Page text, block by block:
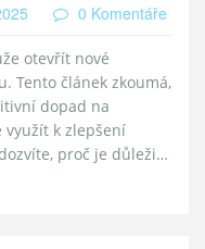
0 Komentáře
otevřít nové
Tento článek zkoumá,
dopad na
využít k zlepšení
proč je důležité
a jak tento